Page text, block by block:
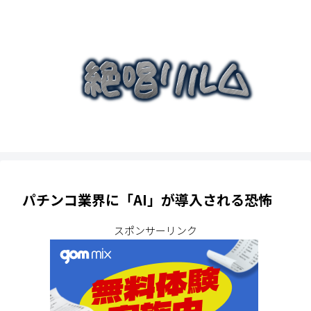
パチンコ業界に「AI」が導入される恐怖
スポンサーリンク